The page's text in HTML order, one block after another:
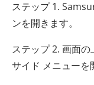
ステップ 1.
ンを開きます。
ステップ 2. 画面の
サイド メニューを